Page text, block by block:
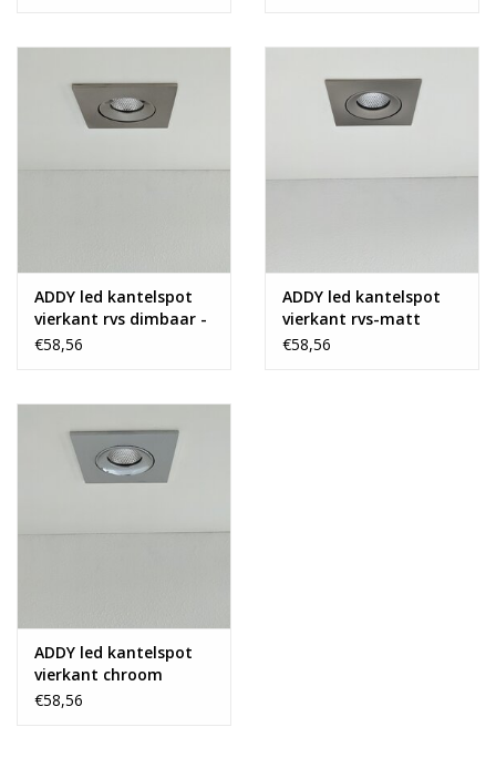
ADDY led kantelspot
vierkant rvs dimbaar -
Pro reflector
€58,56
ADDY led kantelspot
vierkant rvs-matt
dimbaar - Pro reflector
€58,56
ADDY led kantelspot
vierkant chroom
dimbaar - Pro reflector
€58,56